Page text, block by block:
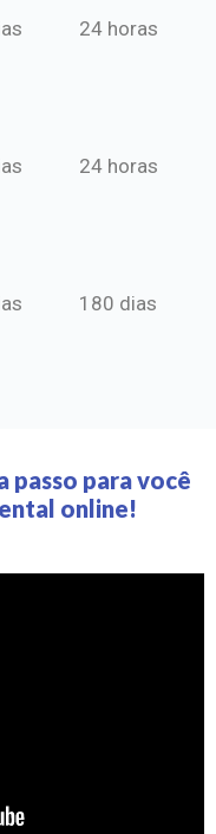
24 horas
24 horas
180 dias
passo para você
online!